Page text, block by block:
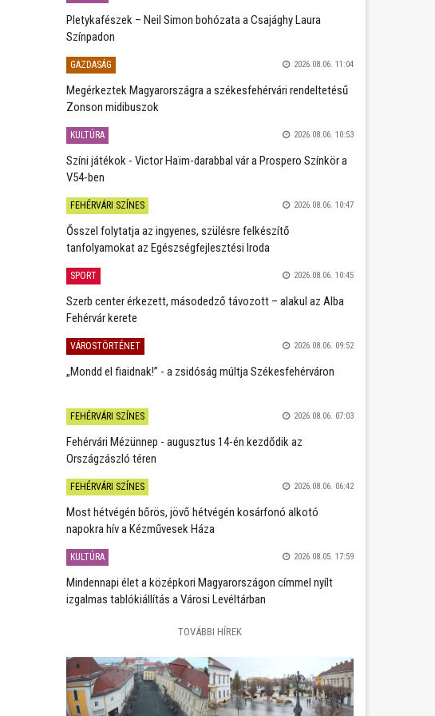
Pletykafészek – Neil Simon bohózata a Csajághy Laura
Színpadon
GAZDASÁG 2026.08.06. 11:04
Megérkeztek Magyarországra a székesfehérvári rendeltetésű
Zonson midibuszok
KULTÚRA 2026.08.06. 10:53
Színi játékok - Victor Haïm-darabbal vár a Prospero Színkör a
V54-ben
FEHÉRVÁRI SZÍNES 2026.08.06. 10:47
Ősszel folytatja az ingyenes, szülésre felkészítő
tanfolyamokat az Egészségfejlesztési Iroda
SPORT 2026.08.06. 10:45
Szerb center érkezett, másodedző távozott – alakul az Alba
Fehérvár kerete
VÁROSTÖRTÉNET 2026.08.06. 09:52
„Mondd el fiaidnak!” - a zsidóság múltja Székesfehérváron
FEHÉRVÁRI SZÍNES 2026.08.06. 07:03
Fehérvári Mézünnep - augusztus 14-én kezdődik az
Országzászló téren
FEHÉRVÁRI SZÍNES 2026.08.06. 06:42
Most hétvégén bőrös, jövő hétvégén kosárfonó alkotó
napokra hív a Kézművesek Háza
KULTÚRA 2026.08.05. 17:59
Mindennapi élet a középkori Magyarországon címmel nyílt
izgalmas tablókiállítás a Városi Levéltárban
TOVÁBBI HÍREK